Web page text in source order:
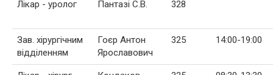
Лікар - уролог Пантазі С.В. 328
Зав. хірургічним
відділенням
Гоєр Антон
Ярославович
325 14:00-19:00